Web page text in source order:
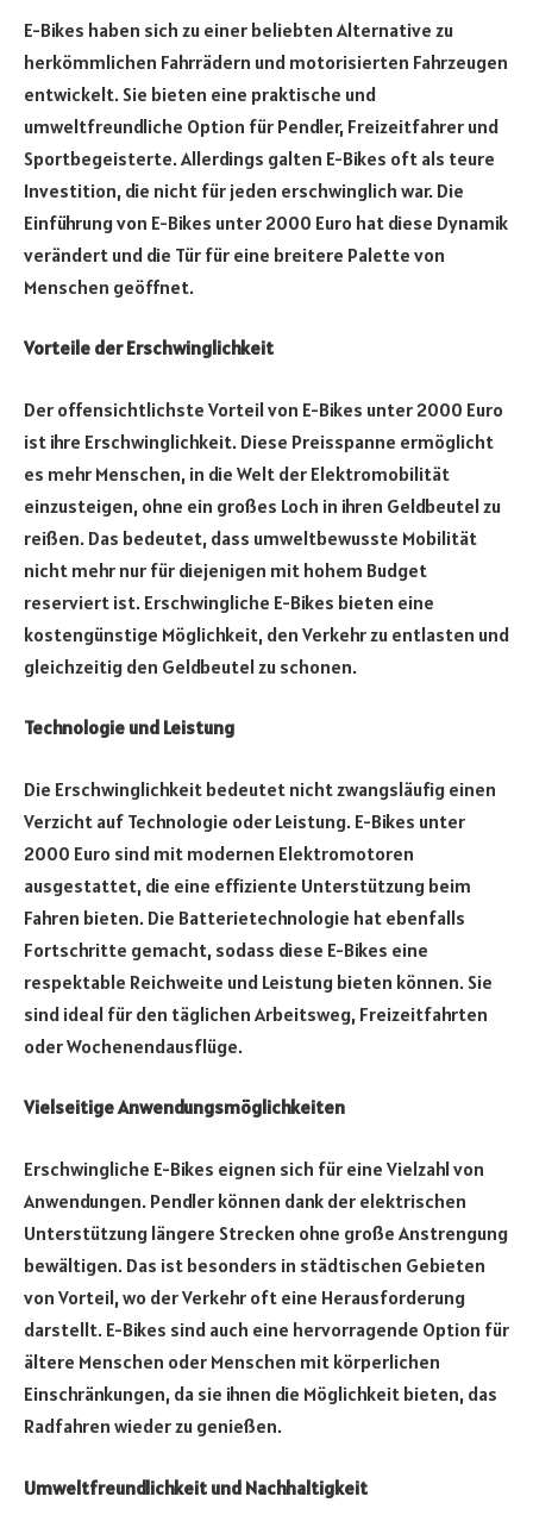
E-Bikes haben sich zu einer beliebten Alternative zu
herkömmlichen Fahrrädern und motorisierten Fahrzeugen
entwickelt. Sie bieten eine praktische und
umweltfreundliche Option für Pendler, Freizeitfahrer und
Sportbegeisterte. Allerdings galten E-Bikes oft als teure
Investition, die nicht für jeden erschwinglich war. Die
Einführung von E-Bikes unter 2000 Euro hat diese Dynamik
verändert und die Tür für eine breitere Palette von
Menschen geöffnet.
Vorteile der Erschwinglichkeit
Der offensichtlichste Vorteil von E-Bikes unter 2000 Euro
ist ihre Erschwinglichkeit. Diese Preisspanne ermöglicht
es mehr Menschen, in die Welt der Elektromobilität
einzusteigen, ohne ein großes Loch in ihren Geldbeutel zu
reißen. Das bedeutet, dass umweltbewusste Mobilität
nicht mehr nur für diejenigen mit hohem Budget
reserviert ist. Erschwingliche E-Bikes bieten eine
kostengünstige Möglichkeit, den Verkehr zu entlasten und
gleichzeitig den Geldbeutel zu schonen.
Technologie und Leistung
Die Erschwinglichkeit bedeutet nicht zwangsläufig einen
Verzicht auf Technologie oder Leistung. E-Bikes unter
2000 Euro sind mit modernen Elektromotoren
ausgestattet, die eine effiziente Unterstützung beim
Fahren bieten. Die Batterietechnologie hat ebenfalls
Fortschritte gemacht, sodass diese E-Bikes eine
respektable Reichweite und Leistung bieten können. Sie
sind ideal für den täglichen Arbeitsweg, Freizeitfahrten
oder Wochenendausflüge.
Vielseitige Anwendungsmöglichkeiten
Erschwingliche E-Bikes eignen sich für eine Vielzahl von
Anwendungen. Pendler können dank der elektrischen
Unterstützung längere Strecken ohne große Anstrengung
bewältigen. Das ist besonders in städtischen Gebieten
von Vorteil, wo der Verkehr oft eine Herausforderung
darstellt. E-Bikes sind auch eine hervorragende Option für
ältere Menschen oder Menschen mit körperlichen
Einschränkungen, da sie ihnen die Möglichkeit bieten, das
Radfahren wieder zu genießen.
Umweltfreundlichkeit und Nachhaltigkeit